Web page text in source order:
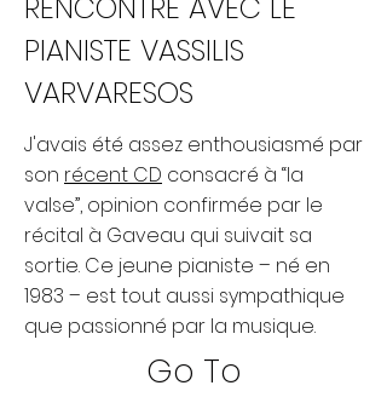
PIANISTE VASSILIS
VARVARESOS
J'avais été assez enthousiasmé par
son récent CD consacré à “la
valse”, opinion confirmée par le
récital à Gaveau qui suivait sa
sortie. Ce jeune pianiste – né en
1983 – est tout aussi sympathique
que passionné par la musique.
Go To